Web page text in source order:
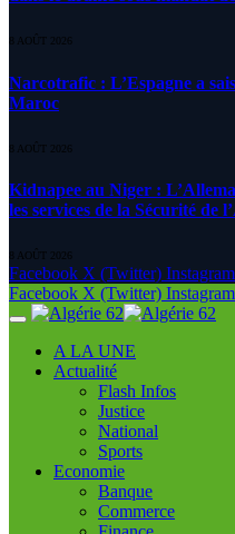
8 AOÛT 2026
Narcotrafic : L’Espagne a
Maroc
8 AOÛT 2026
Kidnapee au Niger :
les services de la Sécurité de
8 AOÛT 2026
Facebook X (Twitter) Instagram
Facebook X (Twitter) Instagram
A LA UNE
Actualité
Flash Infos
Justice
National
Sports
Economie
Banque
Commerce